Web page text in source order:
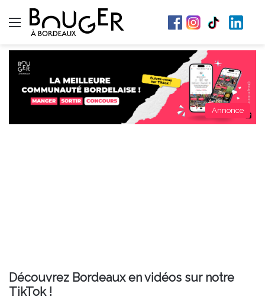
Menu
Annonce
Découvrez Bordeaux en vidéos sur notre
TikTok !